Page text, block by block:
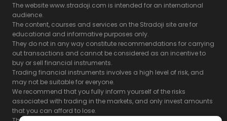
The website www.stradoji.com is intended for an international
audience.
The content, courses and services on the Stradoji site are for
educational and informative purposes only.
They do not in any way constitute recommendations for carrying
out transactions and cannot be considered as an incentive to
buy or sell financial instruments.
Trading financial instruments involves a high level of risk, and
may not be suitable for everyone.
We recommend that you fully inform yourself of the risks
associated with trading in the markets, and only invest amounts
that you can afford to lose.